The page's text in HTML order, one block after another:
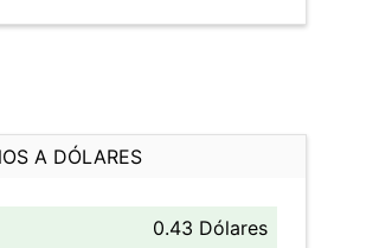
A DÓLARES
0.43 Dólares